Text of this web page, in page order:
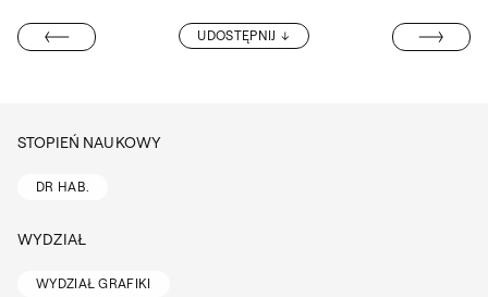
UDOSTĘPNIJ
UCZELNI
DR
STOPIEŃ NAUKOWY
DR HAB.
WYDZIAŁ
WYDZIAŁ GRAFIKI